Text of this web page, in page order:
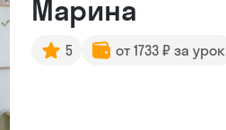
Марина
5 от 1733 ₽ за урок